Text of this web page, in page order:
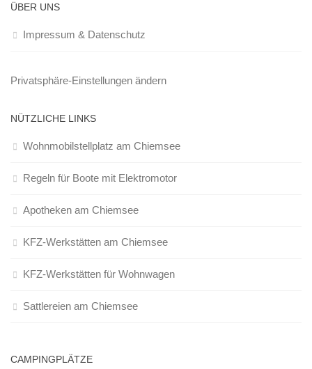
ÜBER UNS
Impressum & Datenschutz
Privatsphäre-Einstellungen ändern
NÜTZLICHE LINKS
Wohnmobilstellplatz am Chiemsee
Regeln für Boote mit Elektromotor
Apotheken am Chiemsee
KFZ-Werkstätten am Chiemsee
KFZ-Werkstätten für Wohnwagen
Sattlereien am Chiemsee
CAMPINGPLÄTZE